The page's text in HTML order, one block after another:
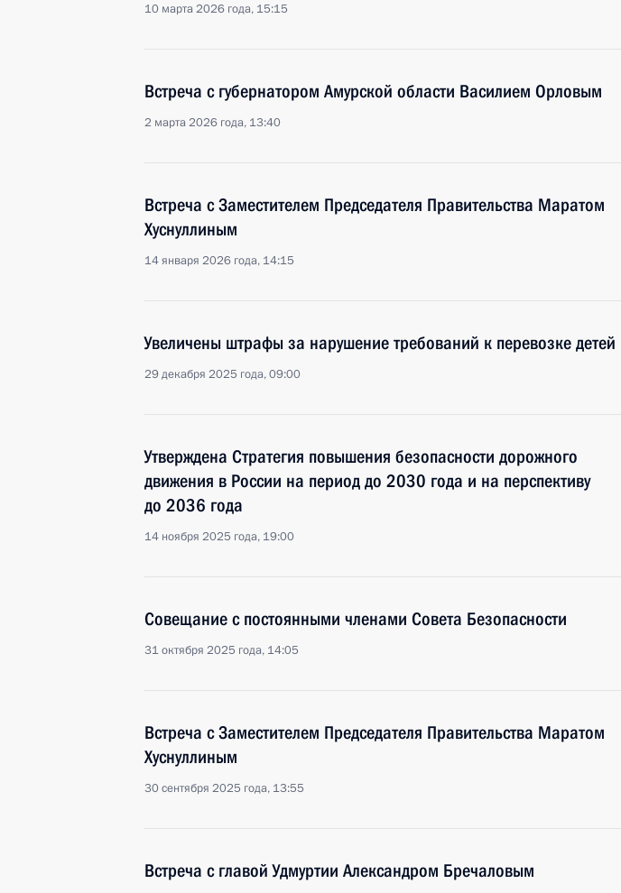
10 марта 2026 года, 15:15
Встреча с губернатором Амурской области Василием Орловым
2 марта 2026 года, 13:40
Встреча с Заместителем Председателя Правительства Маратом
Хуснуллиным
14 января 2026 года, 14:15
Увеличены штрафы за нарушение требований к перевозке детей
29 декабря 2025 года, 09:00
Утверждена Стратегия повышения безопасности дорожного
движения в России на период до 2030 года и на перспективу
до 2036 года
14 ноября 2025 года, 19:00
Совещание с постоянными членами Совета Безопасности
31 октября 2025 года, 14:05
Встреча с Заместителем Председателя Правительства Маратом
Хуснуллиным
30 сентября 2025 года, 13:55
Встреча с главой Удмуртии Александром Бречаловым